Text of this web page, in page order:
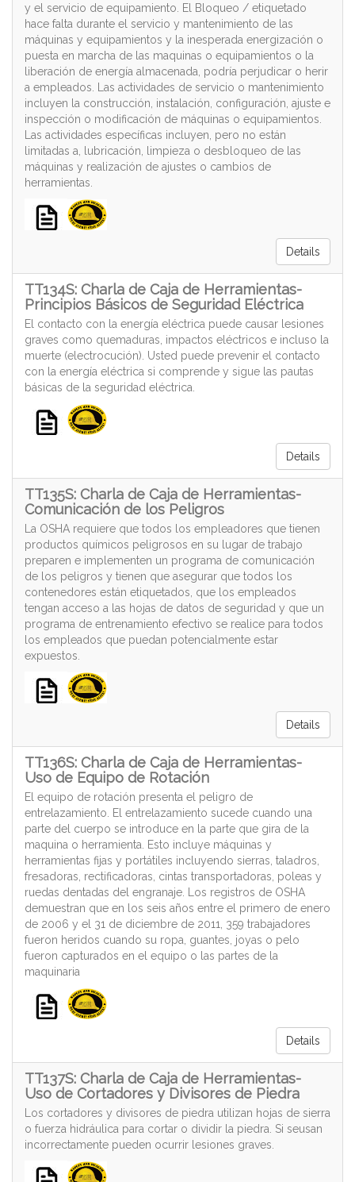
y el servicio de equipamiento. El Bloqueo / etiquetado
hace falta durante el servicio y mantenimiento de las
máquinas y equipamientos y la inesperada energización o
puesta en marcha de las maquinas o equipamientos o la
liberación de energía almacenada, podría perjudicar o herir
a empleados. Las actividades de servicio o mantenimiento
incluyen la construcción, instalación, configuración, ajuste e
inspección o modificación de máquinas o equipamientos.
Las actividades específicas incluyen, pero no están
limitadas a, lubricación, limpieza o desbloqueo de las
máquinas y realización de ajustes o cambios de
herramientas.
Details
TT134S: Charla de Caja de Herramientas-
Principios Básicos de Seguridad Eléctrica
El contacto con la energía eléctrica puede causar lesiones
graves como quemaduras, impactos eléctricos e incluso la
muerte (electrocución). Usted puede prevenir el contacto
con la energía eléctrica si comprende y sigue las pautas
básicas de la seguridad eléctrica.
Details
TT135S: Charla de Caja de Herramientas-
Comunicación de los Peligros
La OSHA requiere que todos los empleadores que tienen
productos químicos peligrosos en su lugar de trabajo
preparen e implementen un programa de comunicación
de los peligros y tienen que asegurar que todos los
contenedores están etiquetados, que los empleados
tengan acceso a las hojas de datos de seguridad y que un
programa de entrenamiento efectivo se realice para todos
los empleados que puedan potencialmente estar
expuestos.
Details
TT136S: Charla de Caja de Herramientas-
Uso de Equipo de Rotación
El equipo de rotación presenta el peligro de
entrelazamiento. El entrelazamiento sucede cuando una
parte del cuerpo se introduce en la parte que gira de la
maquina o herramienta. Esto incluye máquinas y
herramientas fijas y portátiles incluyendo sierras, taladros,
fresadoras, rectificadoras, cintas transportadoras, poleas y
ruedas dentadas del engranaje. Los registros de OSHA
demuestran que en los seis años entre el primero de enero
de 2006 y el 31 de diciembre de 2011, 359 trabajadores
fueron heridos cuando su ropa, guantes, joyas o pelo
fueron capturados en el equipo o las partes de la
maquinaria
Details
TT137S: Charla de Caja de Herramientas-
Uso de Cortadores y Divisores de Piedra
Los cortadores y divisores de piedra utilizan hojas de sierra
o fuerza hidráulica para cortar o dividir la piedra. Si seusan
incorrectamente pueden ocurrir lesiones graves.